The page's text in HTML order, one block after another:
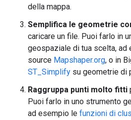
della mappa.
Semplifica le geometrie
caricare un file. Puoi farlo in
geospaziale di tua scelta, ad
source Mapshaper.org, o in
ST_Simplify su geometrie di
Raggruppa punti molto fitti
Puoi farlo in uno strumento
ad esempio le funzioni di